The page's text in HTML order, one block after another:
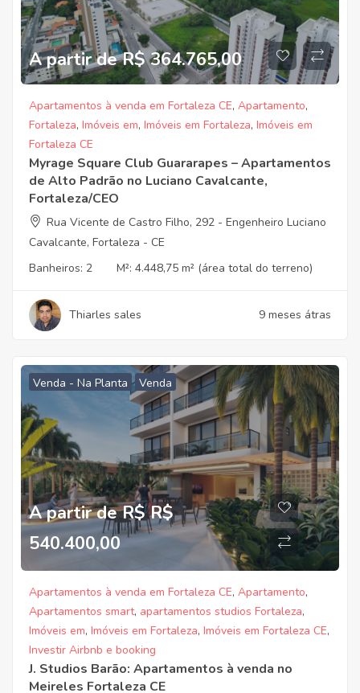
A partir de R$ 364.765,00
Apartamentos à venda em Fortaleza CE, Apartamento,
Fortaleza, Imóveis em, Imóveis em Fortaleza, Imóveis em
Fortaleza CE
Myrage Square Club Guararapes – Apartamentos
de Alto Padrão no Luciano Cavalcante,
Fortaleza/CEO
Rua Vicente de Castro Filho, 292 - Engenheiro Luciano
Cavalcante, Fortaleza - CE
Banheiros: 2 M²: 4.448,75 m² (área total do terreno)
Thiarles sales 9 meses átras
Venda - Na Planta Venda
A partir de R$ R$
540.400,00
Apartamentos à venda em Fortaleza CE, Apartamento,
Apartamentos smart, apartamentos studios Fortaleza,
Imóveis em, Imóveis em Fortaleza, Imóveis em Fortaleza CE,
Investir Airbnb e booking
J. Studios Barão: Apartamentos à venda no
Meireles Fortaleza CE